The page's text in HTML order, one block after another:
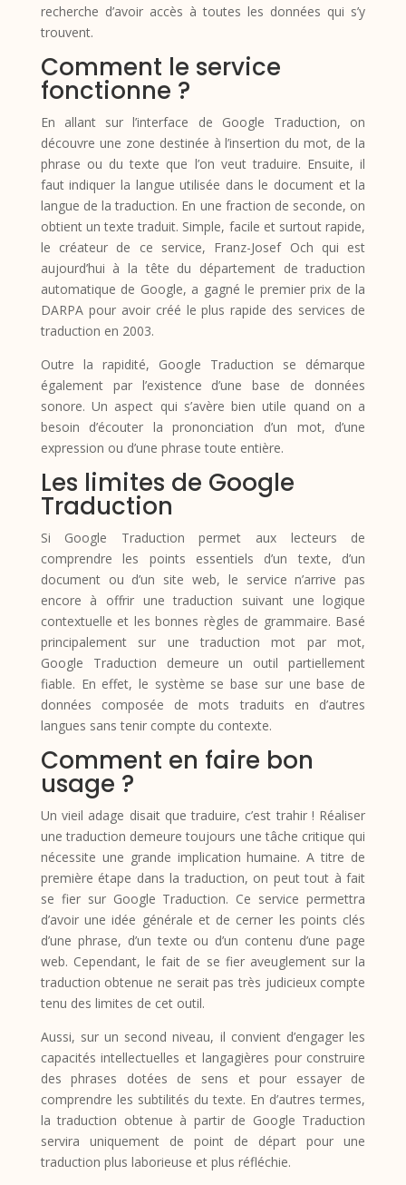
recherche d’avoir accès à toutes les données qui s’y
trouvent.
Comment le service
fonctionne ?
En allant sur l’interface de Google Traduction, on
découvre une zone destinée à l’insertion du mot, de la
phrase ou du texte que l’on veut traduire. Ensuite, il
faut indiquer la langue utilisée dans le document et la
langue de la traduction. En une fraction de seconde, on
obtient un texte traduit. Simple, facile et surtout rapide,
le créateur de ce service, Franz-Josef Och qui est
aujourd’hui à la tête du département de traduction
automatique de Google, a gagné le premier prix de la
DARPA pour avoir créé le plus rapide des services de
traduction en 2003.
Outre la rapidité, Google Traduction se démarque
également par l’existence d’une base de données
sonore. Un aspect qui s’avère bien utile quand on a
besoin d’écouter la prononciation d’un mot, d’une
expression ou d’une phrase toute entière.
Les limites de Google
Traduction
Si Google Traduction permet aux lecteurs de
comprendre les points essentiels d’un texte, d’un
document ou d’un site web, le service n’arrive pas
encore à offrir une traduction suivant une logique
contextuelle et les bonnes règles de grammaire. Basé
principalement sur une traduction mot par mot,
Google Traduction demeure un outil partiellement
fiable. En effet, le système se base sur une base de
données composée de mots traduits en d’autres
langues sans tenir compte du contexte.
Comment en faire bon
usage ?
Un vieil adage disait que traduire, c’est trahir ! Réaliser
une traduction demeure toujours une tâche critique qui
nécessite une grande implication humaine. A titre de
première étape dans la traduction, on peut tout à fait
se fier sur Google Traduction. Ce service permettra
d’avoir une idée générale et de cerner les points clés
d’une phrase, d’un texte ou d’un contenu d’une page
web. Cependant, le fait de se fier aveuglement sur la
traduction obtenue ne serait pas très judicieux compte
tenu des limites de cet outil.
Aussi, sur un second niveau, il convient d’engager les
capacités intellectuelles et langagières pour construire
des phrases dotées de sens et pour essayer de
comprendre les subtilités du texte. En d’autres termes,
la traduction obtenue à partir de Google Traduction
servira uniquement de point de départ pour une
traduction plus laborieuse et plus réfléchie.